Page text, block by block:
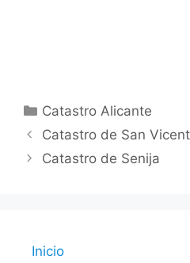
Categorías
Catastro Alicante
Catastro de San
Catastro de Senija
Inicio